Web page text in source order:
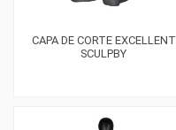
CAPA DE CORTE EXCELLENT
SCULPBY